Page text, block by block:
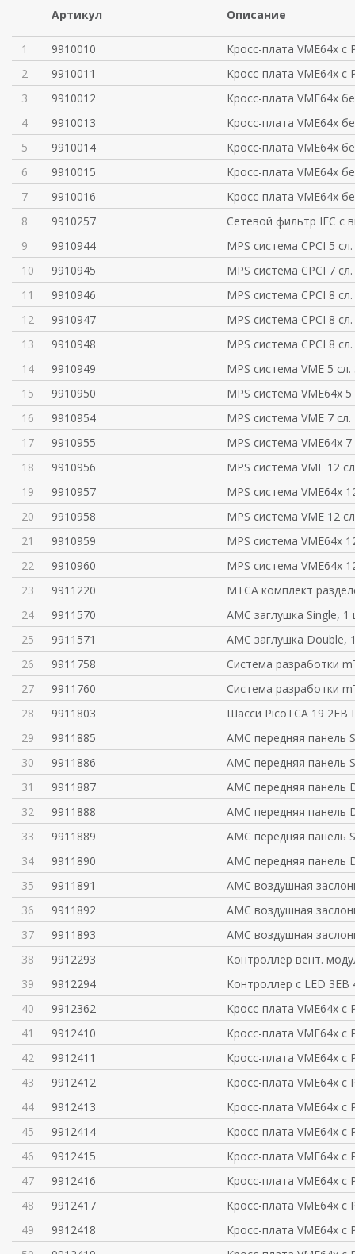
Артикул Описание
1 9910010
Кросс-плата VME64x с
2
9910011
Кросс-плата VME64x с
3
9910012
Кросс-плата VME64x
4
9910013
Кросс-плата VME64x
5
9910014
Кросс-плата VME64x
6
9910015
Кросс-плата VME64x
7
9910016
Кросс-плата VME64x
8
9910257
Сетевой фильтр IEC с
9
9910944
MPS система CPCI 5
10
9910945
MPS система CPCI 7
11
9910946
MPS система CPCI 8
12
9910947
MPS система CPCI 8
13
9910948
MPS система CPCI 8
14
9910949
MPS система VME 5
15
9910950
MPS система VME64x
16
9910954
MPS система VME 7
17
9910955
MPS система VME64x
18
9910956
MPS система VME 12
19
9910957
MPS система VME64x
20
9910958
MPS система VME 12
21
9910959
MPS система VME64x
22
9910960
MPS система VME64x
23
9911220
MTCA комплект
24
9911570
AMC заглушка Single, 1
25
9911571
AMC заглушка Double,
26
9911758
Система разработки
27
9911760
Система разработки
28
9911803
Шасси PicoTCA 19 2ЕВ
29
9911885
AMC передняя панель
30
9911886
AMC передняя панель
31
9911887
AMC передняя панель
32
9911888
AMC передняя панель
33
9911889
AMC передняя панель
34
9911890
AMC передняя панель
35
9911891
AMC воздушная
36
9911892
AMC воздушная
37
9911893
AMC воздушная
38
9912293
Контроллер вент.
39
9912294
Контроллер с LED
40
9912362
Кросс-плата VME64x с
41
9912410
Кросс-плата VME64x с
42
9912411
Кросс-плата VME64x с
43
9912412
Кросс-плата VME64x с
44
9912413
Кросс-плата VME64x с
45
9912414
Кросс-плата VME64x с
46
9912415
Кросс-плата VME64x с
47
9912416
Кросс-плата VME64x с
48
9912417
Кросс-плата VME64x с
49
9912418
Кросс-плата VME64x с